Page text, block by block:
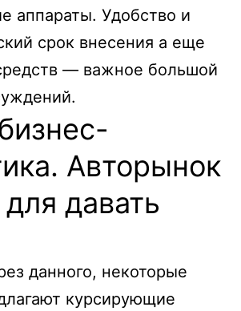
аппараты. Удобство и
срок внесения а еще
— важное большой
Авторынок
давать
данного, некоторые
курсирующие